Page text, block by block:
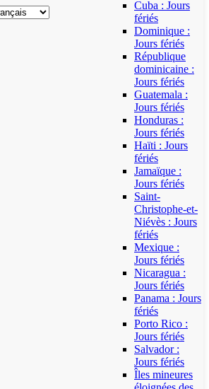
Cuba : Jours
fériés
Dominique :
Jours fériés
République
dominicaine :
Jours fériés
Guatemala :
Jours fériés
Honduras :
Jours fériés
Haïti : Jours
fériés
Jamaïque :
Jours fériés
Saint-
Christophe-et-
Niévès : Jours
fériés
Mexique :
Jours fériés
Nicaragua :
Jours fériés
Panama : Jours
fériés
Porto Rico :
Jours fériés
Salvador :
Jours fériés
Îles mineures